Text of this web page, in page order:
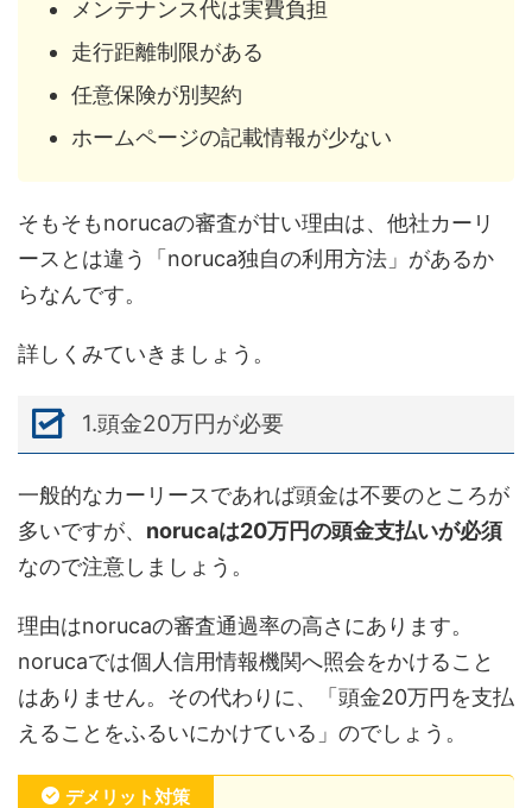
メンテナンス代は実費負担
走行距離制限がある
任意保険が別契約
ホームページの記載情報が少ない
そもそもnorucaの審査が甘い理由は、他社カーリ
ースとは違う「noruca独自の利用方法」があるか
らなんです。
詳しくみていきましょう。
1.頭金20万円が必要
一般的なカーリースであれば頭金は不要のところが
多いですが、 norucaは20万円の頭金支払いが必須
なので注意しましょう。
理由はnorucaの審査通過率の高さにあります。
norucaでは個人信用情報機関へ照会をかけること
はありません。その代わりに、「頭金20万円を支払
えることをふるいにかけている」のでしょう。
デメリット対策